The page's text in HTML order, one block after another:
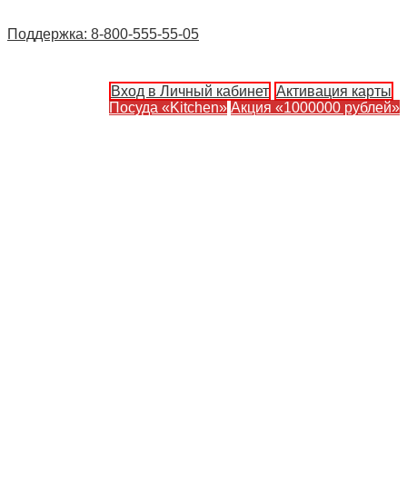
Поддержка: 8-800-555-55-05
Вход в Личный кабинет Активация карты
Посуда «Kitchen» Акция «1000000 рублей»